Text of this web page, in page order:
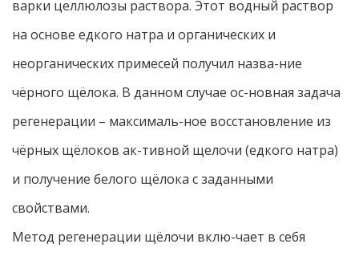
варки целлюлозы раствора. Этот водный раствор
на основе едкого натра и органических и
неорганических примесей получил назва-ние
чёрного щёлока. В данном случае ос-новная задача
регенерации – максималь-ное восстановление из
чёрных щёлоков ак-тивной щелочи (едкого натра)
и получение белого щёлока с заданными
свойствами.
Метод регенерации щёлочи вклю-чает в себя